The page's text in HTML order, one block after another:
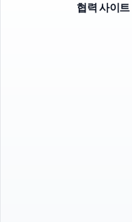
협력 사이트